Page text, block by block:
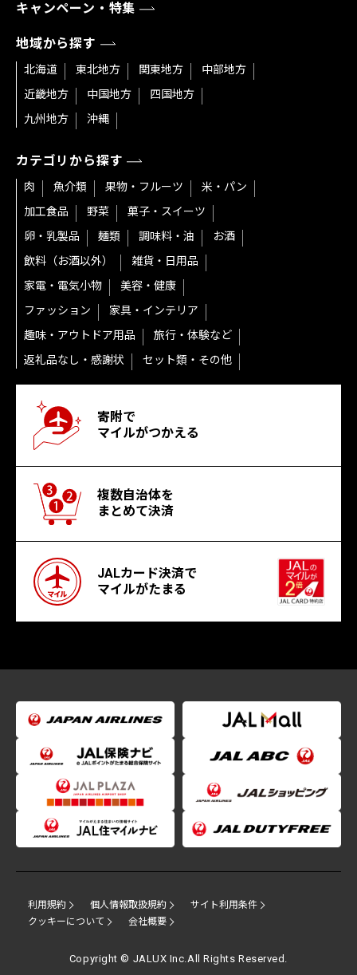
キャンペーン・特集
地域から探す
北海道 東北地方 関東地方
中部地方
近畿地方
中国地方
四国地方
九州地方
沖縄
カテゴリから探す
肉 魚介類 果物・フルーツ
米・パン
加工食品
野菜
菓子・スイーツ
卵・乳製品
麺類 調味料・油
お酒
飲料（お酒以外）
雑貨・日用品
家電・電気小物
美容・健康
ファッション
家具・インテリア
趣味・アウトドア用品
旅行・体験など
返礼品なし・感謝状
セット類・その他
寄附で
マイルがつかえる
複数自治体を
まとめて決済
JALカード決済で
マイルがたまる
利用規約 個人情報取扱規約
サイト利用条件
クッキーについて
会社概要
Copyright © JALUX Inc.All Rights Reserved.